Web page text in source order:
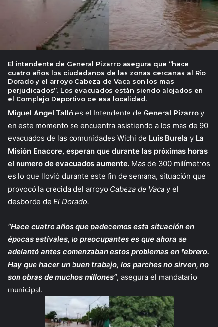
El intendente de General Pizarro asegura que “hace
cuatro años los ciudadanos de las zonas cercanas al Río
Dorado y el arroyo Cabeza de Vaca son los mas
perjudicados”. Los evacuados están siendo alojados en
el Complejo Deportivo de esa localidad.
Miguel Angel Talló es el Intendente de General Pizarro y
en este momento se encuentra asistiendo a los mas de 90
evacuados de las comunidades Wichi de Luis Burela y La
Misión Enacore, esperan que durante las próximas horas
el numero de evacuados aumente. Mas de 300 milímetros
es lo que llovió durante este fin de semana, situación que
provocó la crecida del arroyo Cabeza de Vaca y el
desborde de El Dorado.
“Hace cuatro años que padecemos esta situación en
épocas estivales, lo preocupantes es que ahora se
adelantó antes comenzaban estos problemas en febrero.
Hay que hacer un buen trabajo, los parches no sirven, no
son obras de muchos millones”, asegura el mandatario
municipal.